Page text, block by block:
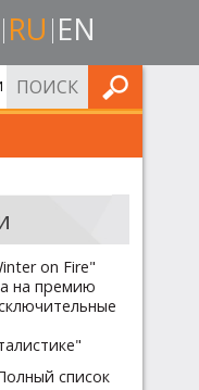
RU EN
ИСКАТЬ
on Fire"
на премию
список